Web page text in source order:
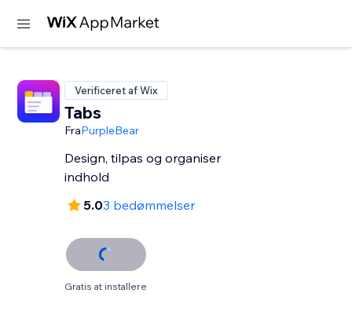
Verificeret af Wix
Tabs
FraPurpleBear
Design, tilpas og organiser
indhold
5.03 bedømmelser
Gratis at installere